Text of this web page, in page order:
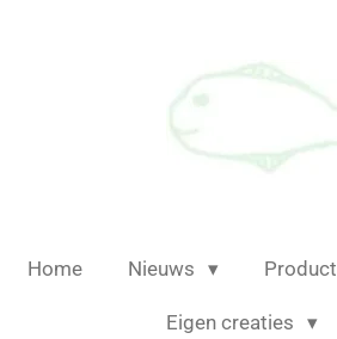
Home Nieuws
Eigen creaties